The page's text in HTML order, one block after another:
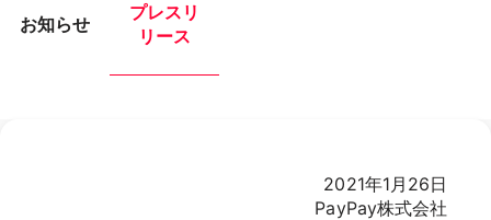
お知らせ
プレスリ
リース
2021年1月26日
PayPay株式会社